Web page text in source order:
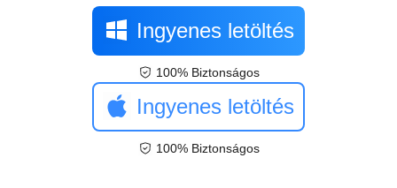
Ingyenes letöltés
100% Biztonságos
Ingyenes letöltés
100% Biztonságos